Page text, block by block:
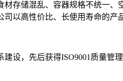
存储混乱、容器规格不统一
以高性价比、长使用寿命的
设，先后获得ISO9001质量